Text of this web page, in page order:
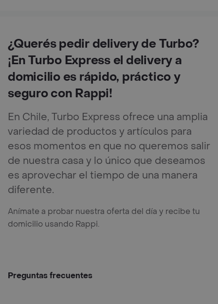
¿Querés pedir delivery de Turbo?
¡En Turbo Express el delivery a
domicilio es rápido, práctico y
seguro con Rappi!
En Chile, Turbo Express ofrece una amplia
variedad de productos y artículos para
esos momentos en que no queremos salir
de nuestra casa y lo único que deseamos
es aprovechar el tiempo de una manera
diferente.
Anímate a probar nuestra oferta del día y recibe tu
domicilio usando Rappi.
Preguntas frecuentes